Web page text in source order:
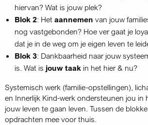
hiervan? Wat is jouw plek?
Blok 2: Het aannemen van jouw
nog vastgebonden? Hoe ver gaat je
dat je in de weg om je eigen leven te
Blok 3: Dankbaarheid naar jouw
is. Wat is jouw taak in het hier & nu?
Systemisch werk (familie-opstellingen),
en Innerlijk Kind-werk ondersteunen jou in
jouw leven te gaan leven. Tussen de
opdrachten mee voor thuis.